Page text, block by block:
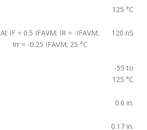
125 °C
At IF = 0.5 IFAVM; IR = -IFAVM;
Irr = -0.25 IFAVM; 25 °C
120 nS
-55 to
125 °C
0.6 in.
0.17 in.